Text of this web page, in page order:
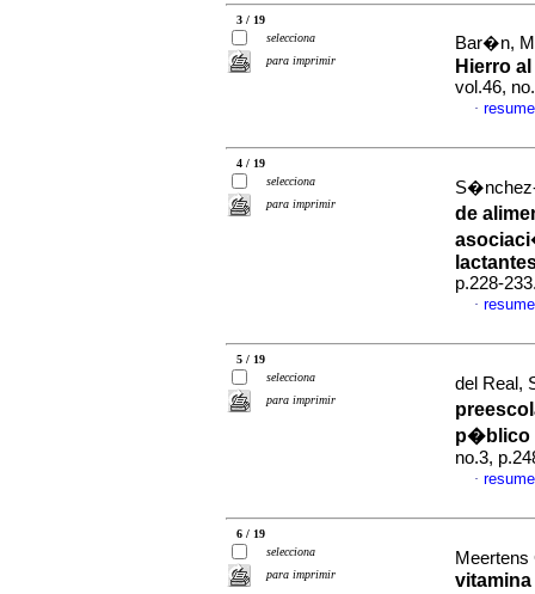
3 / 19
selecciona
para imprimir
Bar�n,
Hierro
vol.46,
·
4 / 19
selecciona
para imprimir
de
p.228-
·
5 / 19
selecciona
para imprimir
del Real,
p�blico
no.3,
·
6 / 19
selecciona
para imprimir
vitamina